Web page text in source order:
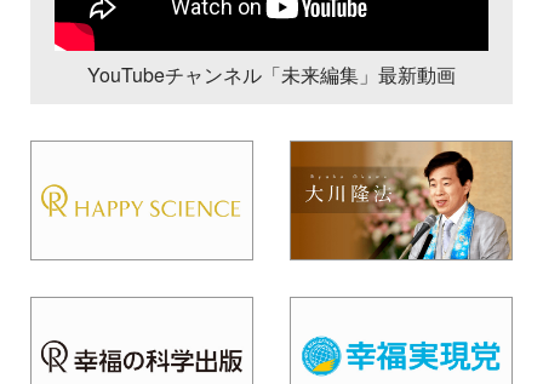
YouTubeチャンネル「未来編集」最新動画